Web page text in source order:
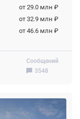
Сообщений
3548
от 29.0 млн ₽
от 32.9 млн ₽
от 46.6 млн ₽